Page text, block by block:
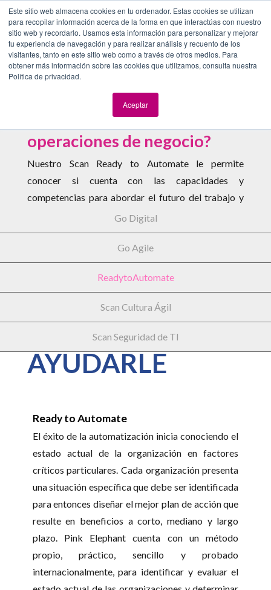
Este sitio web almacena cookies en tu ordenador. Estas cookies se utilizan
para recopilar información acerca de la forma en que interactúas con nuestro
sitio web y recordarlo. Usamos esta información para personalizar y mejorar
tu experiencia de navegación y para realizar análisis y recuento de los
visitantes, tanto en este sitio web como a través de otros medios. Para
obtener más información sobre las cookies que utilizamos, consulta nuestra
Política de privacidad.
Aceptar
Ready to Automate
¿Se encuentra listo para automatizar
sus procesos y operaciones de negocio?
¿Requiere obtener un ROI en menos de
un año de su proyecto?
Go Digital
Go Agile
ReadytoAutomate
Scan Cultura Ágil
Scan Seguridad de TI
¿Se encuentra listo para
automatizar sus procesos y
operaciones de negocio?
Nuestro Scan Ready to Automate le permite
conocer si cuenta con las capacidades y
competencias para abordar el futuro del trabajo y
realizar un cambio radical en el negocio, alineado a la
estrategia de Transformación Digital.
CÓMO
PODEMOS
AYUDARLE
Ready to Automate
El éxito de la automatización inicia conociendo el
estado actual de la organización en factores
críticos particulares. Cada organización presenta
una situación específica que debe ser identificada
para entonces diseñar el mejor plan de acción que
resulte en beneficios a corto, mediano y largo
plazo. Pink Elephant cuenta con un método
propio, práctico, sencillo y probado
internacionalmente, para identificar y evaluar el